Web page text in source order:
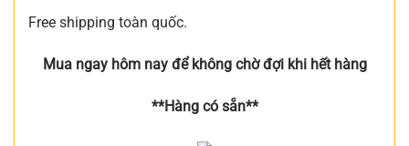
Free shipping toàn quốc.
Mua ngay hôm nay để không chờ đợi khi hết hàng
**Hàng có sẵn**